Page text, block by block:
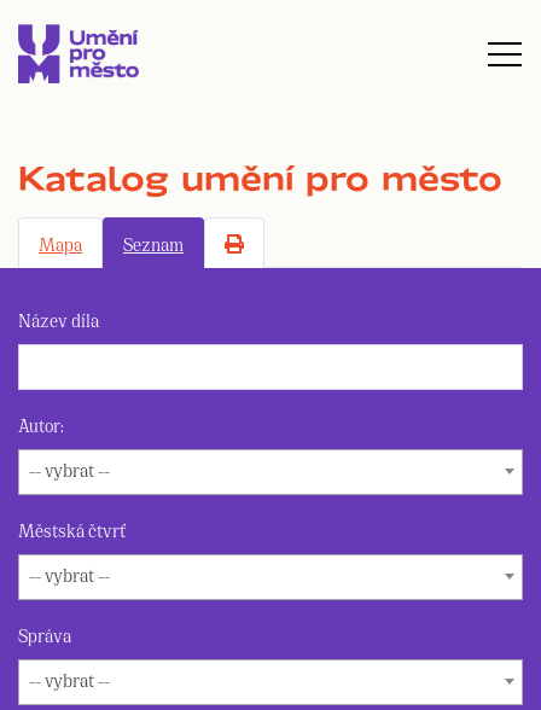
Katalog umění pro město
Mapa Seznam
Název díla
Autor:
-- vybrat --
Městská čtvrť
-- vybrat --
Správa
-- vybrat --